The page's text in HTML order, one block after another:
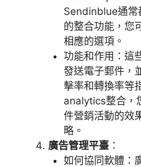
Sendinblue通常
的整合功能，您
相應的選項。
功能和作用：這
發送電子郵件，
擊率和轉換率等
analytics整合，
件營銷活動的效
略。
廣告管理平臺 ：
如何協同軟體：